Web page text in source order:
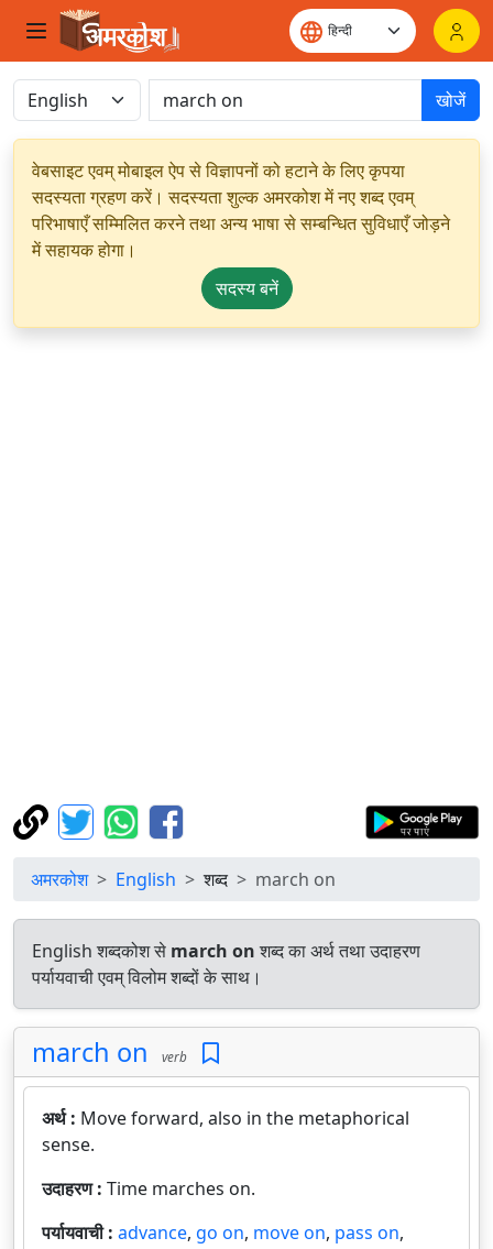
खोजें
वेबसाइट एवम् मोबाइल ऐप से विज्ञापनों को हटाने के लिए कृपया
सदस्यता ग्रहण करें। सदस्यता शुल्क अमरकोश में नए शब्द एवम्
परिभाषाएँ सम्मिलित करने तथा अन्य भाषा से सम्बन्धित सुविधाएँ जोड़ने
में सहायक होगा।
सदस्य बनें
अमरकोश English शब्द march on
English शब्दकोश से march onशब्द का अर्थ तथा उदाहरण
पर्यायवाची एवम् विलोम शब्दों के साथ।
march on verb
अर्थ : Move forward, also in the metaphorical
sense.
उदाहरण : Time marches on.
पर्यायवाची : advance, go on, move on, pass on,